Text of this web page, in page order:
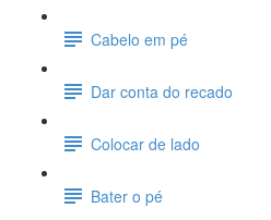
Cabelo em pé
Dar conta do recado
Colocar de lado
Bater o pé